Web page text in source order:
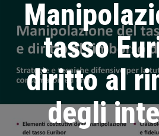
tasso
diritto al
degli